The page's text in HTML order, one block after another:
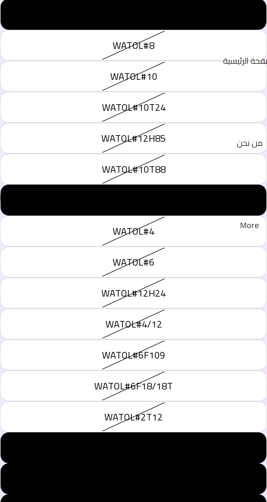
الرئيسية
من نحن
More
WATOL#8
WATOL#10
WATOL#10T24
WATOL#12H85
WATOL#10T88
WATOL#4
WATOL#6
WATOL#12H24
WATOL#4/12
WATOL#6F109
WATOL#6F18/18T
WATOL#2T12